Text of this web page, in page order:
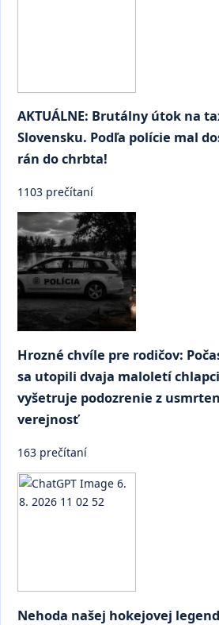
AKTUÁLNE: Brutálny útok na
Slovensku. Podľa polície mal
rán do chrbta!
1103 prečítaní
Hrozné chvíle pre rodičov:
sa utopili dvaja maloletí
vyšetruje podozrenie z
verejnosť
163 prečítaní
Nehoda našej hokejovej